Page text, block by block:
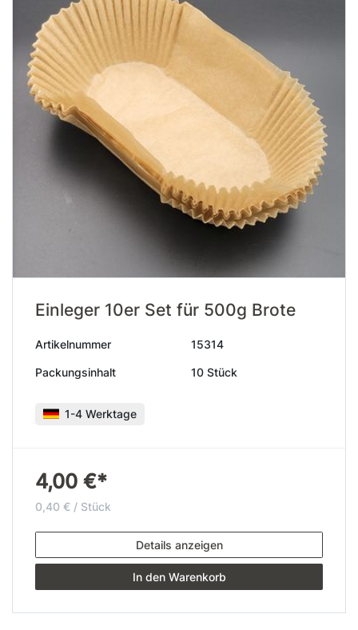
Einleger 10er Set für 500g Brote
Artikelnummer 15314
Packungsinhalt 10 Stück
1-4 Werktage
4,00 €*
0,40 € / Stück
Details anzeigen
In den Warenkorb